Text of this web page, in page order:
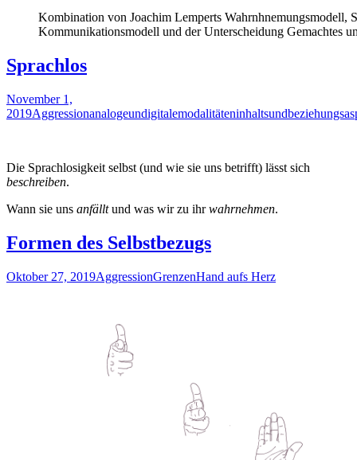
Kombination von Joachim Lemperts Wahrnhnemungsmodell,
Kommunikationsmodell und der Unterscheidung Gemachtes
Sprachlos
November 1,
2019Aggressionanalogeundigitalemodalitäten
Die Sprachlosigkeit selbst (und wie sie uns betrifft) lässt sich
beschreiben.
Wann sie uns anfälltund was wir zu ihrwahrnehmen.
Formen des Selbstbezugs
Oktober 27, 2019AggressionGrenzenHand aufs Herz